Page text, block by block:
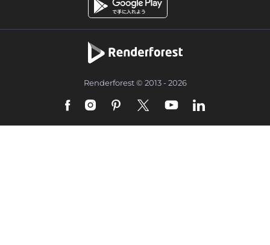
Renderforest © 2013 - 2026